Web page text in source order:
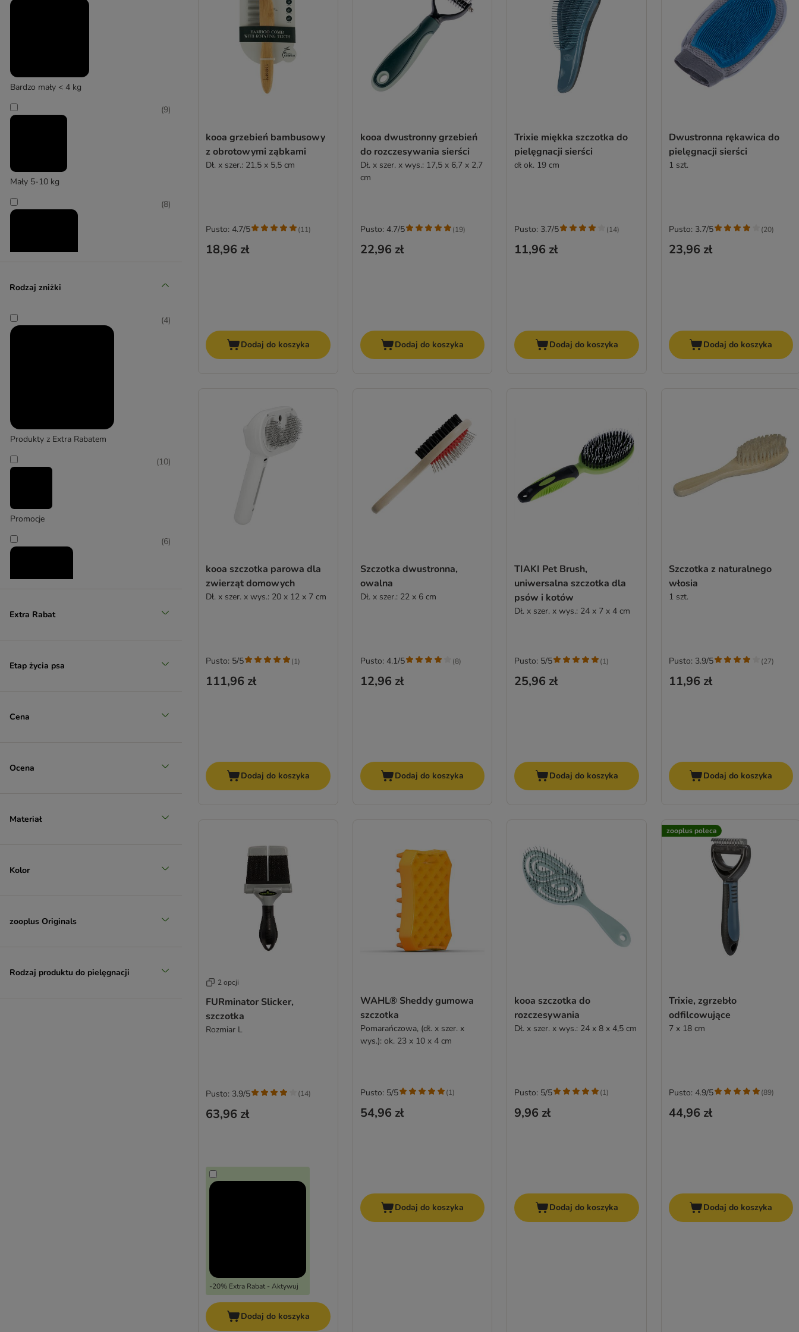
Bardzo mały < 4 kg
Mały 5-10 kg
(9)
Średni 11-25 kg
(8)
Bardzo duży > 45 kg
Rodzaj zniżki
Produkty z Extra Rabatem
(4)
Promocje
(10)
zooplus poleca
(6)
Extra Rabat
Etap życia psa
Cena
Ocena
Materiał
Kolor
zooplus Originals
Rodzaj produktu do pielęgnacji
kooa grzebień bambusowy
z obrotowymi ząbkami
Dł. x szer.: 21,5 x 5,5 cm
18,96 zł
Pusto: 4.7/5 (11)
Dodaj do koszyka
kooa dwustronny grzebień
do rozczesywania sierści
Dł. x szer. x wys.: 17,5 x 6,7 x 2,7
cm
22,96 zł
Pusto: 4.7/5 (19)
Dodaj do koszyka
Trixie miękka szczotka do
pielęgnacji sierści
dł ok. 19 cm
11,96 zł
Pusto: 3.7/5 (14)
Dodaj do koszyka
Dwustronna rękawica do
pielęgnacji sierści
1 szt.
23,96 zł
Pusto: 3.7/5 (20)
Dodaj do koszyka
kooa szczotka parowa dla
zwierząt domowych
Dł. x szer. x wys.: 20 x 12 x 7 cm
111,96 zł
Pusto: 5/5 (1)
Dodaj do koszyka
Szczotka dwustronna,
owalna
Dł. x szer.: 22 x 6 cm
12,96 zł
Pusto: 4.1/5 (8)
Dodaj do koszyka
TIAKI Pet Brush,
uniwersalna szczotka dla
psów i kotów
Dł. x szer. x wys.: 24 x 7 x 4 cm
25,96 zł
Pusto: 5/5 (1)
Dodaj do koszyka
Szczotka z naturalnego
włosia
1 szt.
11,96 zł
Pusto: 3.9/5 (27)
Dodaj do koszyka
2 opcji
FURminator Slicker,
szczotka
Rozmiar L
63,96 zł
-20% Extra Rabat - Aktywuj
Pusto: 3.9/5 (14)
Dodaj do koszyka
WAHL® Sheddy gumowa
szczotka
Pomarańczowa, (dł. x szer. x
wys.): ok. 23 x 10 x 4 cm
54,96 zł
Pusto: 5/5 (1)
Dodaj do koszyka
kooa szczotka do
rozczesywania
Dł. x szer. x wys.: 24 x 8 x 4,5 cm
9,96 zł
Pusto: 5/5 (1)
Dodaj do koszyka
zooplus poleca
Trixie, zgrzebło
odfilcowujące
7 x 18 cm
44,96 zł
Pusto: 4.9/5 (89)
Dodaj do koszyka